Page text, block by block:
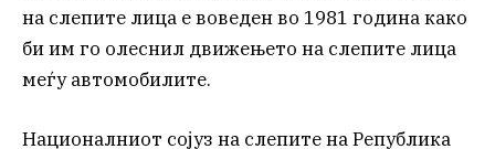
на слепите лица е воведен во 1981 година како
би им го олеснил движењето на слепите лица
меѓу автомобилите.
Националниот сојуз на слепите на Република